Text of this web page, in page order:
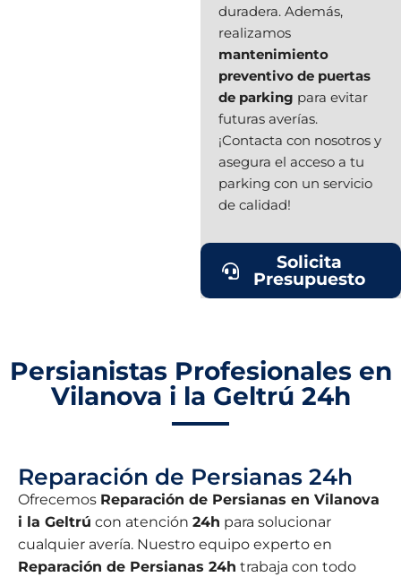
duradera. Además,
realizamos
mantenimiento
preventivo de puertas
de parking para evitar
futuras averías.
¡Contacta con nosotros y
asegura el acceso a tu
parking con un servicio
de calidad!
Solicita
Presupuesto
Persianistas Profesionales en
Vilanova i la Geltrú 24h
Reparación de Persianas 24h
Ofrecemos Reparación de Persianas en Vilanova
i la Geltrú con atención 24h para solucionar
cualquier avería. Nuestro equipo experto en
Reparación de Persianas 24h trabaja con todo